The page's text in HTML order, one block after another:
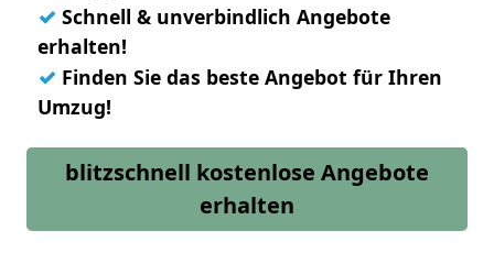
✓ Schnell & unverbindlich Angebote
erhalten!
✓ Finden Sie das beste Angebot für Ihren
Umzug!
blitzschnell kostenlose Angebote
erhalten